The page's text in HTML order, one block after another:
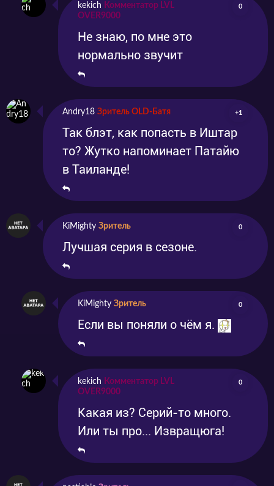
kekich Комментатор LVL
OVER9000
0
Не знаю, по мне это
нормально звучит
Andry18 Зритель OLD-Батя +1
Так блэт, как попасть в Иштар
то? Жутко напоминает Патайю
в Таиланде!
KiMighty Зритель 0
Лучшая серия в сезоне.
KiMighty Зритель 0
Если вы поняли о чём я.
kekich Комментатор LVL
OVER9000
0
Какая из? Серий-то много.
Или ты про... Извращюга!